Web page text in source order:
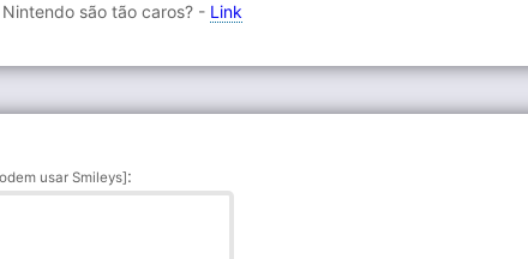
são tão caros? - Link
usar Smileys] :